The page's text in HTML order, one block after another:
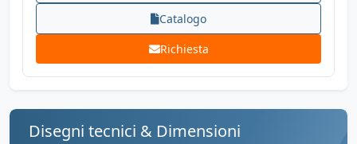
Catalogo
Richiesta
Disegni tecnici & Dimensioni